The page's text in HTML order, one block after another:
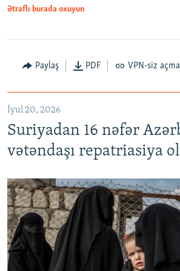
Auto
Ətraflı burada oxuyun
Paylaş PDF VPN-siz
İyul 20, 2026
Suriyadan 16 nəfər
vətəndaşı repatriasiya